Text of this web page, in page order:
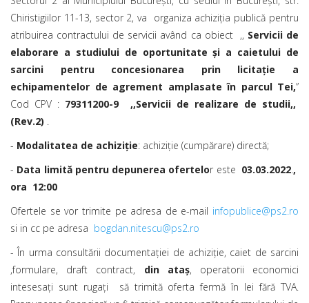
Chiristigiilor 11-13, sector 2, va organiza achiziţia publică pentru
atribuirea contractului de servicii având ca obiect ,, Servicii de
elaborare a studiului de oportunitate și a caietului de
sarcini pentru concesionarea prin licitație a
echipamentelor de agrement amplasate în parcul Tei,”
Cod CPV : 79311200-9 ,,Servicii de realizare de studii,,
(Rev.2) .
- Modalitatea de achiziţie: achiziţie (cumpărare) directă;
- Data limită pentru depunerea ofertelor este 03.03.2022.,
ora 12:00
Ofertele se vor trimite pe adresa de e-mail infopublice@ps2.ro
si in cc pe adresa bogdan.nitescu@ps2.ro
- În urma consultării documentaţiei de achiziţie, caiet de sarcini
,formulare, draft contract, din ataş, operatorii economici
intesesaţi sunt rugaţi să trimită oferta fermă în lei fără TVA.